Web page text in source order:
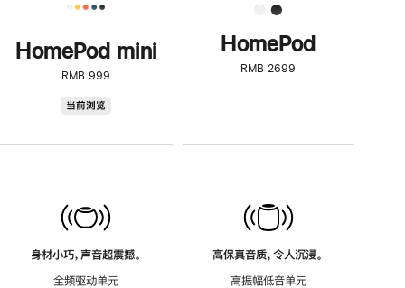
HomePod mini
RMB 999
当前浏览
身材小巧，声音超震撼。
全频驱动单元
HomePod
RMB 2699
高保真音质，令人沉浸。
高振幅低音单元